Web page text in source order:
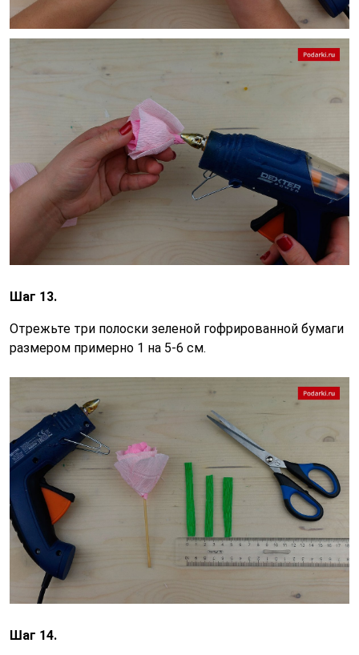
Шаг 13.
Отрежьте три полоски зеленой гофрированной бумаги
размером примерно 1 на 5-6 см.
Шаг 14.